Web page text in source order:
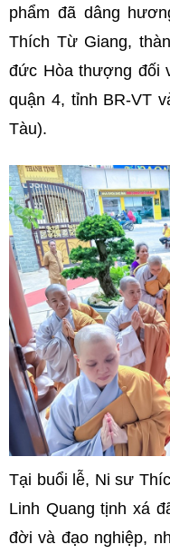
phẩm đã dâng
Thích Từ Giang,
đức Hòa thượng đối
quận 4, tỉnh BR-VT
Tàu).
Tại buổi lễ, Ni sư
Linh Quang tịnh xá
đời và đạo nghiệp,